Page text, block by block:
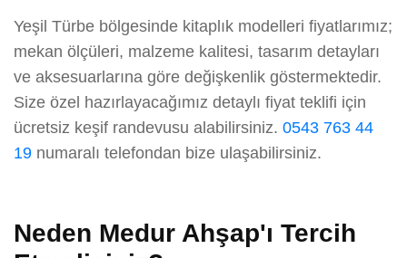
Yeşil Türbe bölgesinde kitaplık modelleri fiyatlarımız;
mekan ölçüleri, malzeme kalitesi, tasarım detayları
ve aksesuarlarına göre değişkenlik göstermektedir.
Size özel hazırlayacağımız detaylı fiyat teklifi için
ücretsiz keşif randevusu alabilirsiniz. 0543 763 44
19 numaralı telefondan bize ulaşabilirsiniz.
Neden Medur Ahşap'ı Tercih